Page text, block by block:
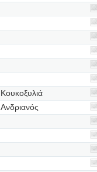
Κουκοξυλιά
Ανδριανός